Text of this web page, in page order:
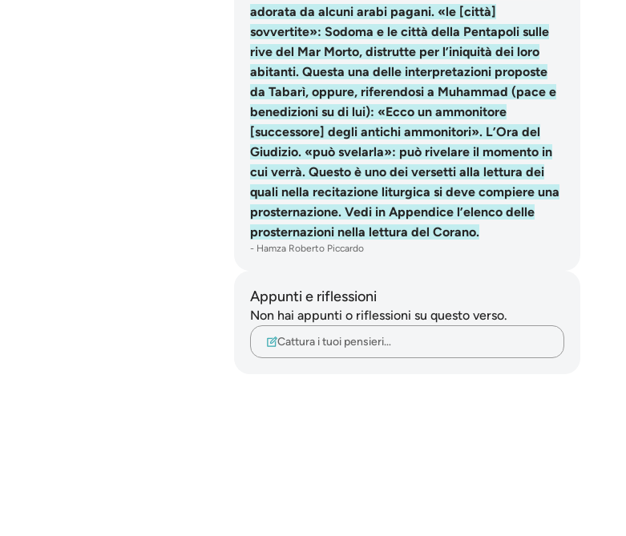
adorata da alcuni arabi pagani. «le [città]
sovvertite»: Sodoma e le città della Pentapoli sulle
rive del Mar Morto, distrutte per l’iniquità dei loro
abitanti. Questa una delle interpretazioni proposte
da Tabarì, oppure, riferendosi a Muhammad (pace e
benedizioni su di lui): «Ecco un ammonitore
[successore] degli antichi ammonitori». L’Ora del
Giudizio. «può svelarla»: può rivelare il momento in
cui verrà. Questo è uno dei versetti alla lettura dei
quali nella recitazione liturgica si deve compiere una
prosternazione. Vedi in Appendice l’elenco delle
prosternazioni nella lettura del Corano.
- Hamza Roberto Piccardo
Appunti e riflessioni
Non hai appunti o riflessioni su questo verso.
Cattura i tuoi pensieri…